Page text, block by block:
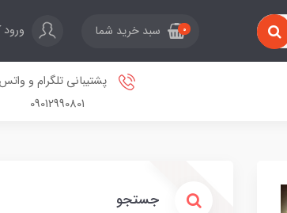
0 سبد خرید شما ورود
پشتیبانی تلگرام و
09012990801
جستجو